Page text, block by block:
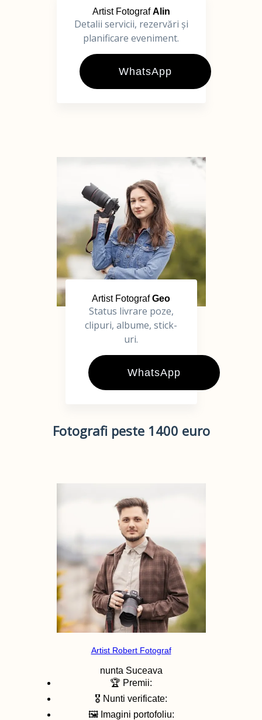
Artist FotografAlin
Detalii servicii, rezervări și
planificare eveniment.
WhatsApp
Artist FotografGeo
Status livrare poze,
clipuri, albume, stick-
uri.
WhatsApp
Fotografi peste 1400 euro
Artist Robert Fotograf
nunta Suceava
🏆 Premii:
🎖️ Nunti verificate:
🖼️ Imagini portofoliu: